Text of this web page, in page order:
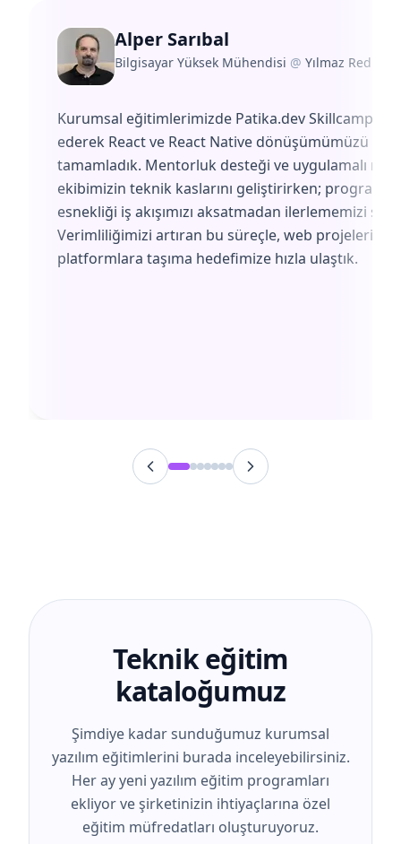
Alper Sarıbal
Bilgisayar Yüksek Mühendisi @ Yılmaz
Kurumsal eğitimlerimizde Patika.dev Skillcamp'i
ederek React ve React Native dönüşümümüzü
tamamladık. Mentorluk desteği ve uygulamalı
ekibimizin teknik kaslarını geliştirirken; programın
esnekliği iş akışımızı aksatmadan ilerlememizi
Verimliliğimizi artıran bu süreçle, web
platformlara taşıma hedefimize hızla ulaştık.
Teknik eğitim
kataloğumuz
Şimdiye kadar sunduğumuz kurumsal
yazılım eğitimlerini burada inceleyebilirsiniz.
Her ay yeni yazılım eğitim programları
ekliyor ve şirketinizin ihtiyaçlarına özel
eğitim müfredatları oluşturuyoruz.